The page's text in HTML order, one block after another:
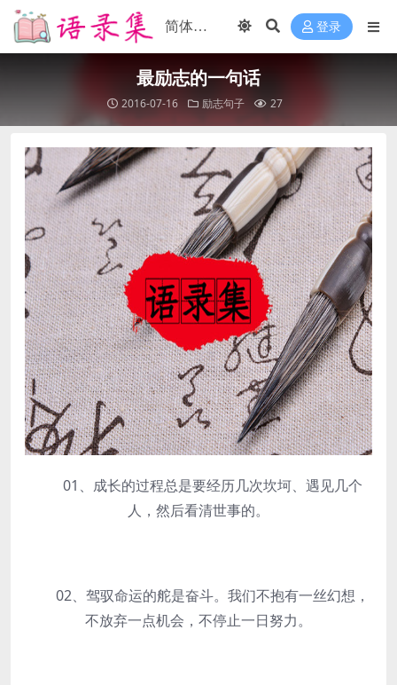
登录
最励志的一句话
2016-07-16 励志句子 27
01、成长的过程总是要经历几次坎坷、遇见几个
人，然后看清世事的。
02、驾驭命运的舵是奋斗。我们不抱有一丝幻想，
不放弃一点机会，不停止一日努力。